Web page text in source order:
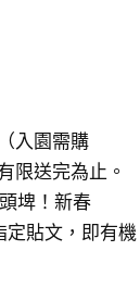
入園需購
限送完為止。
埤！新春
定貼文，即有機